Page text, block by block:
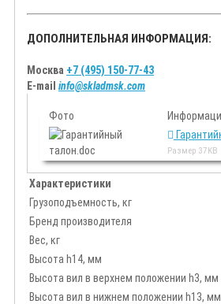
ДОПОЛНИТЕЛЬНАЯ ИНФОРМАЦИЯ:
Москва +7 (495) 150-77-43
E-mail info@skladmsk.com
Фото
Размер 37KB
Характеристики
Грузоподъемность, кг
Бренд производителя
Вес, кг
Высота h14, мм
Высота вил в верхнем положении h3, мм
Высота вил в нижнем положении h13, мм